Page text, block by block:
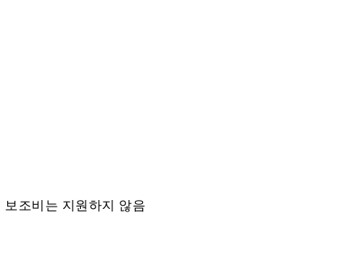
조비는 지원하지 않음